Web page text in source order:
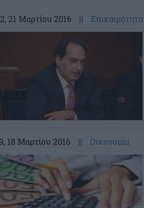
, 21 Μαρτίου 2016 || Επικαιρότητα
, 18 Μαρτίου 2016 || Οικονομία